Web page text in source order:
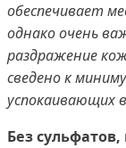
обеспечивает
однако очень
раздражение
сведено к
успокаивающих
Без